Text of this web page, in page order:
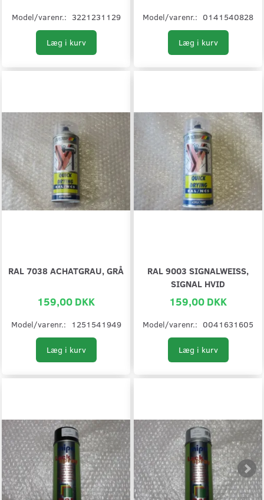
Model/varenr.: 3221231129
Læg i kurv
Model/varenr.: 0141540828
Læg i kurv
RAL 7038 ACHATGRAU, GRÅ
159,00 DKK
Model/varenr.: 1251541949
Læg i kurv
RAL 9003 SIGNALWEISS,
SIGNAL HVID
159,00 DKK
Model/varenr.: 0041631605
Læg i kurv